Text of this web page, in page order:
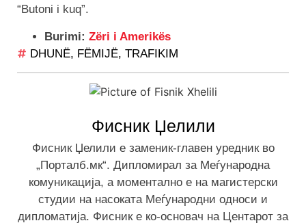
“Butoni i kuq”.
Burimi: Zëri i Amerikës
DHUNË, FËMIJË, TRAFIKIM
Фисник Џелили
Фисник Џелили е заменик-главен уредник во
„Порталб.мк“. Дипломирал за Меѓународна
комуникација, а моментално е на магистерски
студии на насоката Меѓународни односи и
дипломатија. Фисник е ко-основач на Центарот за